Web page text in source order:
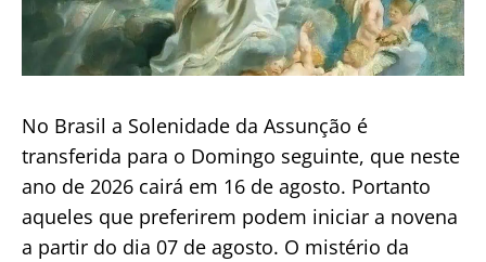
No Brasil a Solenidade da Assunção é
transferida para o Domingo seguinte, que neste
ano de 2026 cairá em 16 de agosto. Portanto
aqueles que preferirem podem iniciar a novena
a partir do dia 07 de agosto. O mistério da